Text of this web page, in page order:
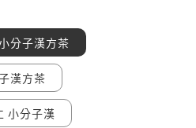
分子漢方茶
漢方茶
小分子漢